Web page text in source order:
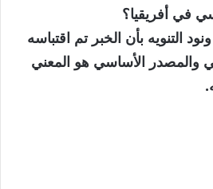
في أفريقيا؟
” من اشراق العالم 24 ونود التنويه بأن الخبر تم اقتباسه
والمصدر الأساسي هو المعني